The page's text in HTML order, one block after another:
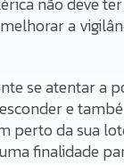
a
se atentar a
e
perto da sua
finalidade